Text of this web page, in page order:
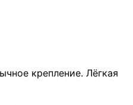
крепление. Лёгкая